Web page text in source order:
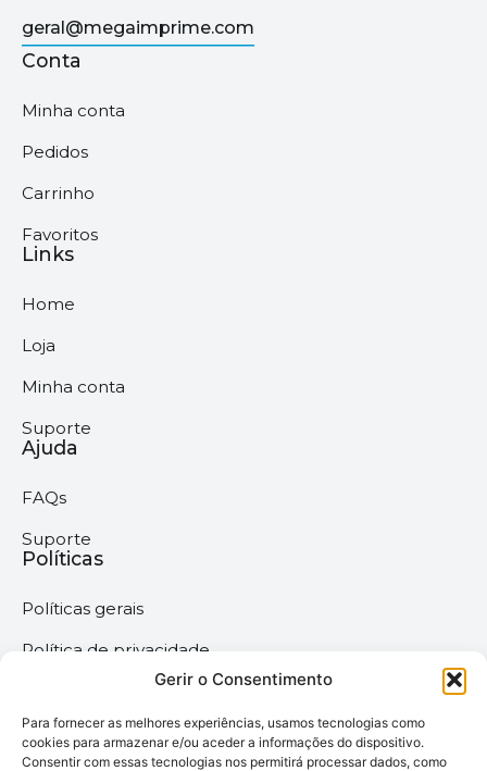
Gerir o Consentimento
Para fornecer as melhores experiências, usamos tecnologias como
cookies para armazenar e/ou aceder a informações do dispositivo.
Consentir com essas tecnologias nos permitirá processar dados, como
geral@megaimprime.com
Conta
Minha conta
Pedidos
Carrinho
Favoritos
Links
Home
Loja
Minha conta
Suporte
Ajuda
FAQs
Suporte
Políticas
Políticas gerais
Política de privacidade
Termos & Condições
Política de cookies